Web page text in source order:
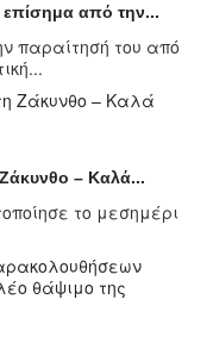
από την...
παραίτησή του από
– Καλά...
το μεσημέρι